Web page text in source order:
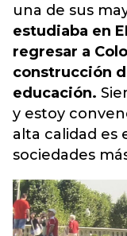
una de sus
estudiaba en
regresar a
construcción
educación.
y estoy
alta calidad es
sociedades